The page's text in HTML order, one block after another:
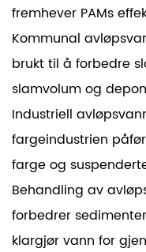
fremhever PAMs
Kommunal
brukt til å forbedre
slamvolum og
Industriell
fargeindustrien
farge og
Behandling av
forbedrer
klargjør vann for